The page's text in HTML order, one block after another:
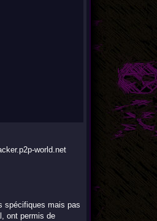
world.net
spécifiques mais pas
ont permis de